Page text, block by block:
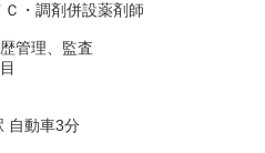
Ｃ・調剤併設薬剤師
管理、監査
自動車3分